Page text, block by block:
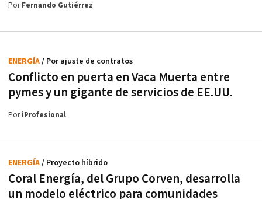
PorFernando Gutiérrez
Conflicto en puerta en Vaca Muerta entre
pymes y un gigante de servicios de EE.UU.
ENERGÍA/ Por ajuste de contratos
PoriProfesional
Coral Energía, del Grupo Corven, desarrolla
un modelo eléctrico para comunidades
ENERGÍA/ Proyecto híbrido